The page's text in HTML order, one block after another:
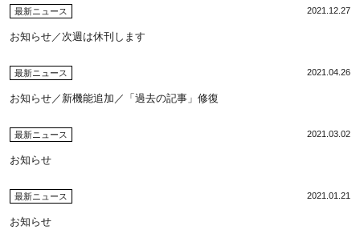
最新ニュース 2021.12.27
お知らせ／次週は休刊します
最新ニュース 2021.04.26
お知らせ／新機能追加／「過去の記事」修復
最新ニュース 2021.03.02
お知らせ
最新ニュース 2021.01.21
お知らせ